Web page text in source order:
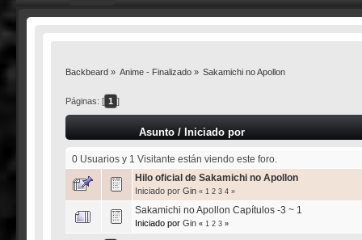
Backbeard» Anime - Finalizado » Sakamichi no Apollon
Páginas: [ 1 ]
Asunto/ Iniciado por
0 Usuarios y 1 Visitante están viendo este foro.
Hilo oficial de Sakamichi no Apollon
Iniciado por Gin « 1 2 3 4»
Sakamichi no Apollon Capítulos -3 ~ 1
Iniciado por Gin « 1 2 3»